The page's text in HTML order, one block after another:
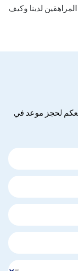
لدينا وكيف
لحجز موعد في